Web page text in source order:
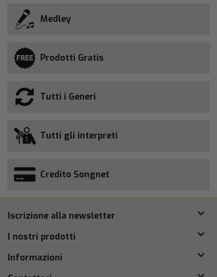
Medley
Prodotti Gratis
Tutti i Generi
Tutti gli interpreti
Credito Songnet
Iscrizione alla newsletter
I nostri prodotti
Informazioni